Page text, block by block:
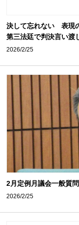
決して忘れない 表現
第三法廷で判決言い渡
2026/2/25
2月定例月議会一般質
2026/2/25